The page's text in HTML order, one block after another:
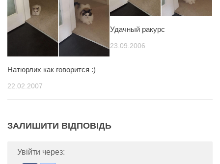
Натюрлих как говорится :)
22.02.2007
Удачный ракурс
23.09.2006
ЗАЛИШИТИ ВІДПОВІДЬ
Увійти через: